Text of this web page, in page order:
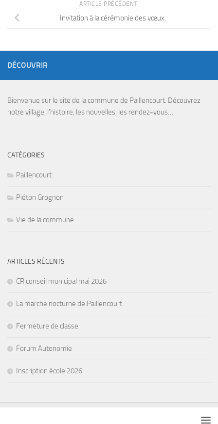
ARTICLE PRÉCÉDENT
Invitation à la cérémonie des vœux.
DÉCOUVRIR
Bienvenue sur le site de la commune de Paillencourt. Découvrez
notre village, l’histoire, les nouvelles, les rendez-vous…
CATÉGORIES
Paillencourt
Piéton Grognon
Vie de la commune
ARTICLES RÉCENTS
CR conseil municipal mai 2026
La marche nocturne de Paillencourt
Fermeture de classe
Forum Autonomie
Inscription école 2026